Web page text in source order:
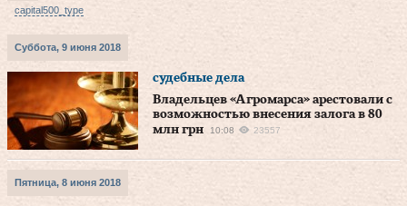
capital500_type
Суббота, 9 июня 2018
судебные дела
Владельцев «Агромарса» арестовали с
возможностью внесения залога в 80
млн грн
10:08 23557
Пятница, 8 июня 2018